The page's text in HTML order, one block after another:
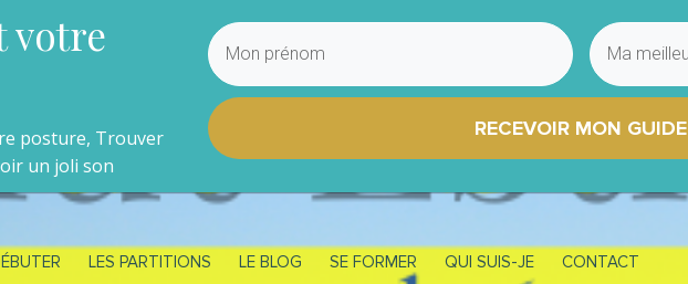
LES PARTITIONS LE BLOG SE FORMER QUI SUIS-JE CONTACT
votre
posture, Trouver
un joli son
RECEVOIR MON GUIDE